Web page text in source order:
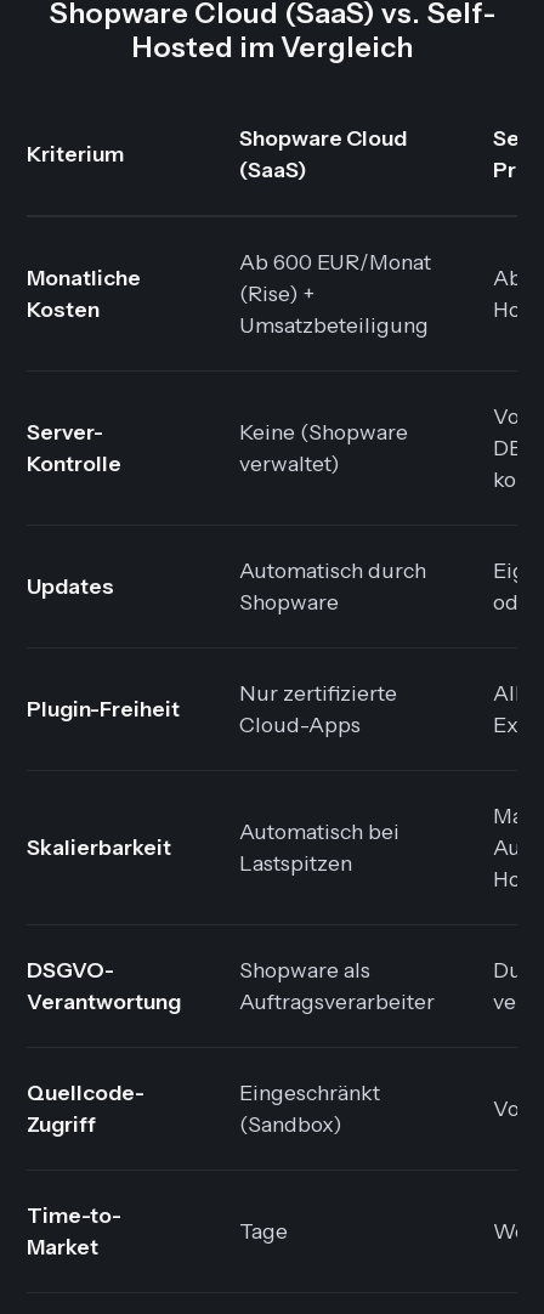
Shopware Cloud (SaaS) vs. Self-
Hosted im Vergleich
Kriterium
Shopware Cloud
(SaaS)
Monatliche
Kosten
Ab 600 EUR/Monat
(Rise) +
Umsatzbeteiligung
Ab
Server-
Kontrolle
Keine (Shopware
verwaltet)
Voll
DB
Updates
Automatisch durch
Shopware
Plugin-Freiheit
Nur zertifizierte
Cloud-Apps
Alle
Skalierbarkeit
Automatisch bei
Lastspitzen
DSGVO-
Verantwortung
Shopware als
Auftragsverarbeiter
Du
Quellcode-
Zugriff
Eingeschränkt
(Sandbox)
Time-to-
Market
Tage